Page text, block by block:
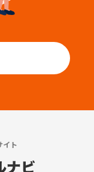
イト